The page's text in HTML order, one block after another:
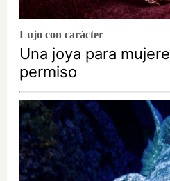
Lujo con carácter
Una joya para
permiso